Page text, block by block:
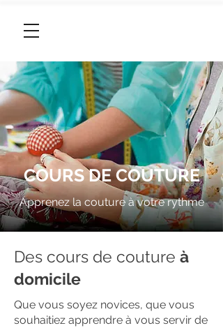
COURS DE COUTURE
Apprenez la couture à votre rythme
Des cours de couture à
domicile
Que vous soyez novices, que vous
souhaitiez apprendre à vous servir de